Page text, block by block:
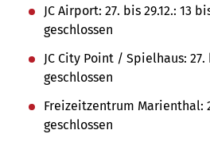
JC Airport: 27. bis 29.12.: 13
geschlossen
JC City Point / Spielhaus:
geschlossen
Freizeitzentrum Marienthal:
geschlossen